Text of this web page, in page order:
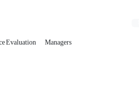
Evaluation
Managers